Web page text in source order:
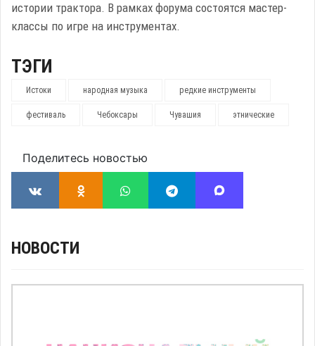
истории трактора. В рамках форума состоятся мастер-
классы по игре на инструментах.
ТЭГИ
Истоки народная музыка редкие инструменты
фестиваль Чебоксары Чувашия этнические
Поделитесь новостью
НОВОСТИ